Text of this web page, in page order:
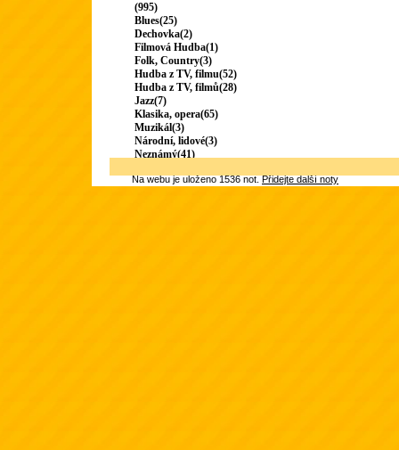
(995)
Blues(25)
Dechovka(2)
Filmová Hudba(1)
Folk, Country(3)
Hudba z TV, filmu(52)
Hudba z TV, filmů(28)
Jazz(7)
Klasika, opera(65)
Muzikál(3)
Národní, lidové(3)
Neznámý(41)
Na webu je uloženo 1536 not.Přidejte další noty